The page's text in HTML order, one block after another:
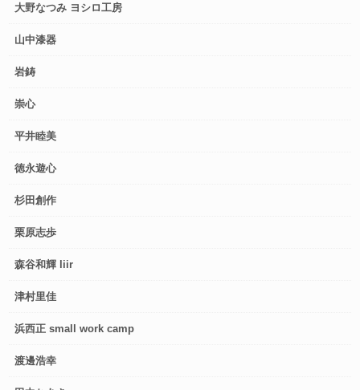
大野なつみ ヨシロ工房
山中漆器
岩鋳
崇心
平井睦美
徳永遊心
杉田創作
栗原志歩
森谷和輝 liir
津村里佳
浜西正 small work camp
渡邊浩幸